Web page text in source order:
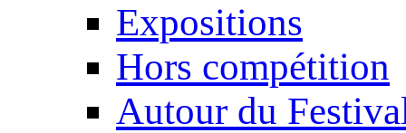
Expositions
Hors compétition
Autour du